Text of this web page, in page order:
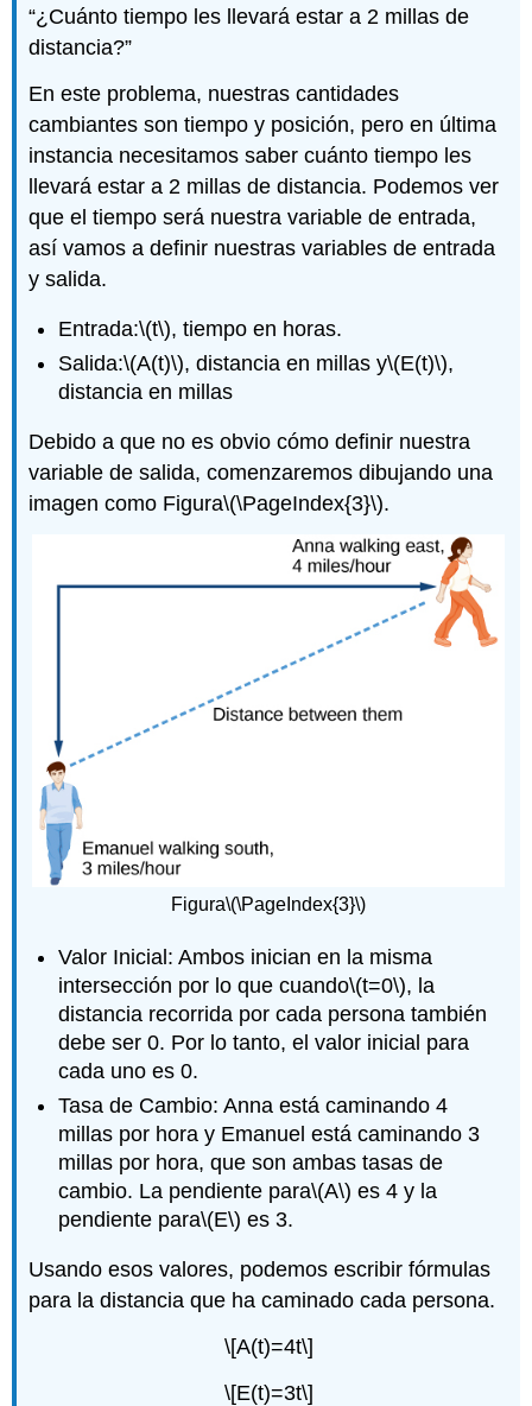
“¿Cuánto tiempo les llevará estar a 2 millas de
distancia?”
En este problema, nuestras cantidades
cambiantes son tiempo y posición, pero en última
instancia necesitamos saber cuánto tiempo les
llevará estar a 2 millas de distancia. Podemos ver
que el tiempo será nuestra variable de entrada,
así vamos a definir nuestras variables de entrada
y salida.
Entrada:\(t\), tiempo en horas.
Salida:\(A(t)\), distancia en millas y\(E(t)\),
distancia en millas
Debido a que no es obvio cómo definir nuestra
variable de salida, comenzaremos dibujando una
imagen como Figura\(\PageIndex{3}\).
Figura\(\PageIndex{3}\)
Valor Inicial: Ambos inician en la misma
intersección por lo que cuando\(t=0\), la
distancia recorrida por cada persona también
debe ser 0. Por lo tanto, el valor inicial para
cada uno es 0.
Tasa de Cambio: Anna está caminando 4
millas por hora y Emanuel está caminando 3
millas por hora, que son ambas tasas de
cambio. La pendiente para\(A\) es 4 y la
pendiente para\(E\) es 3.
Usando esos valores, podemos escribir fórmulas
para la distancia que ha caminado cada persona.
\[A(t)=4t\]
\[E(t)=3t\]